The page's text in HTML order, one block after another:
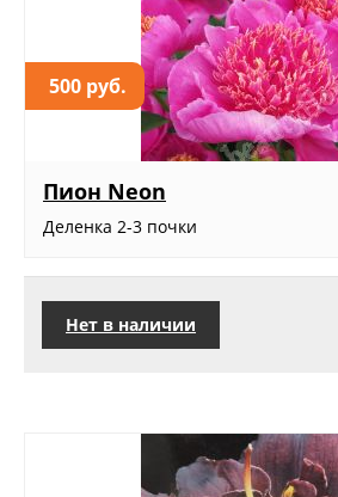
500 руб.
Пион Neon
Деленка 2-3 почки
Нет в наличии